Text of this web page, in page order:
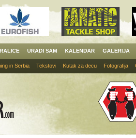
URADI SAM KALENDAR GALERIJA
in Serbia Tekstovi Kutak za decu Fotografija